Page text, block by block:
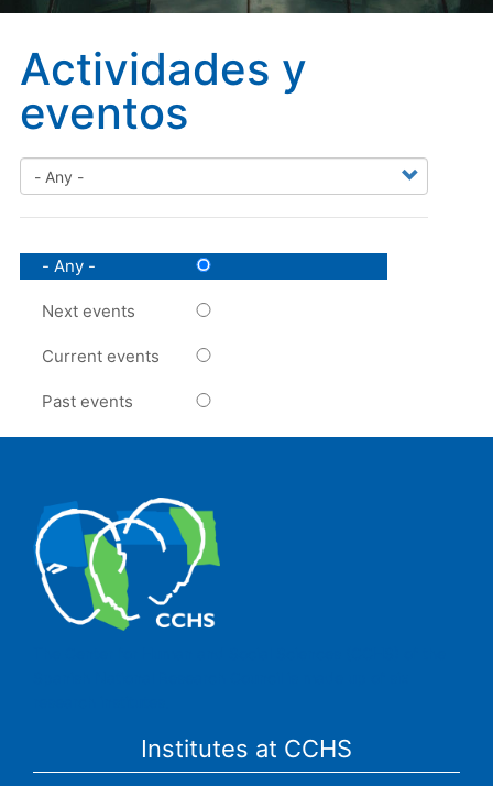
Actividades y
eventos
- Any -
Next events
Current events
Past events
Institutes at CCHS